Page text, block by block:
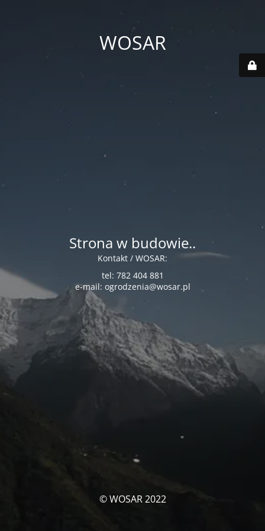
WOSAR
Strona w budowie..
Kontakt / WOSAR:
tel: 782 404 881
e-mail: ogrodzenia@wosar.pl
© WOSAR 2022